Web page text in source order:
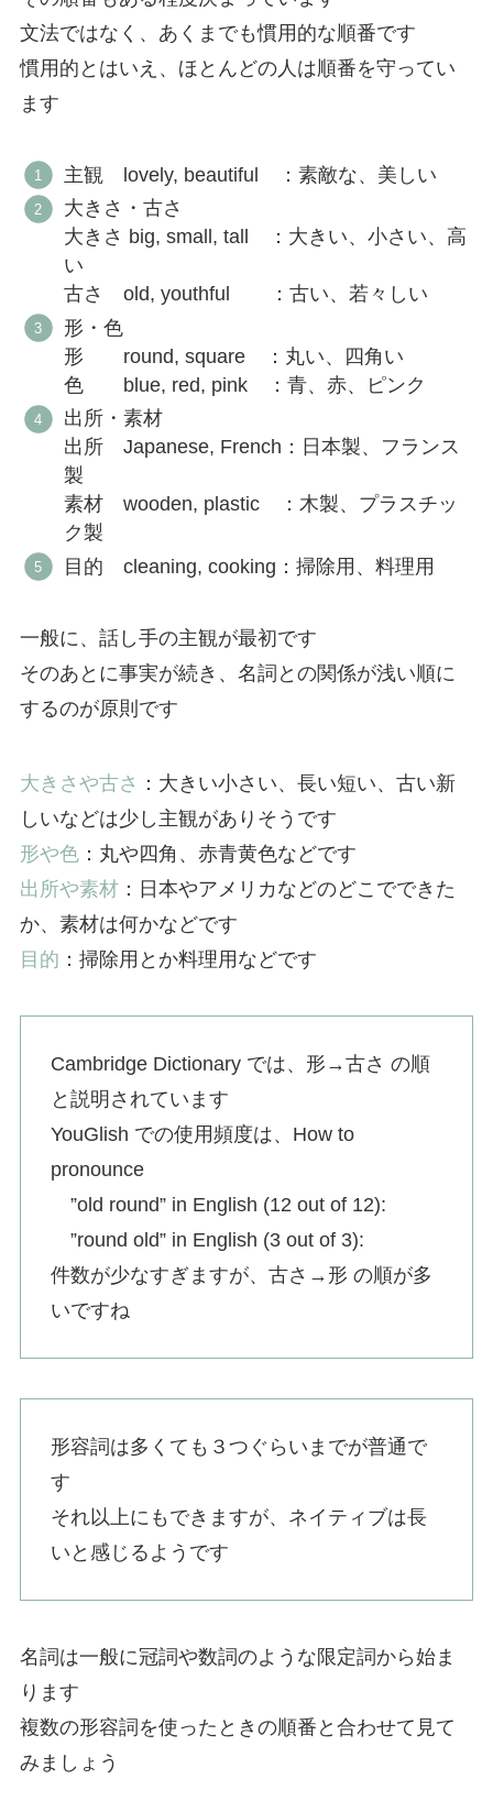
文法ではなく、あくまでも慣用的な順番です
慣用的とはいえ、ほとんどの人は順番を守ってい
ます
主観 lovely, beautiful ：素敵な、美しい
大きさ・古さ
大きさ big, small, tall ：大きい、小さい、高
い
古さ old, youthful ：古い、若々しい
形・色
形 round, square ：丸い、四角い
色 blue, red, pink ：青、赤、ピンク
出所・素材
出所 Japanese, French：日本製、フランス
製
素材 wooden, plastic ：木製、プラスチッ
ク製
目的 cleaning, cooking：掃除用、料理用
一般に、話し手の主観が最初です
そのあとに事実が続き、名詞との関係が浅い順に
するのが原則です
大きさや古さ ：大きい小さい、長い短い、古い新
しいなどは少し主観がありそうです
形や色：丸や四角、赤青黄色などです
出所や素材：日本やアメリカなどのどこでできた
か、素材は何かなどです
目的 ：掃除用とか料理用などです
Cambridge Dictionary では、形→古さ の順
と説明されています
YouGlish での使用頻度は、How to
pronounce
”old round” in English (12 out of 12):
”round old” in English (3 out of 3):
件数が少なすぎますが、古さ→形 の順が多
いですね
形容詞は多くても３つぐらいまでが普通で
す
それ以上にもできますが、ネイティブは長
いと感じるようです
名詞は一般に冠詞や数詞のような限定詞から始ま
ります
複数の形容詞を使ったときの順番と合わせて見て
みましょう